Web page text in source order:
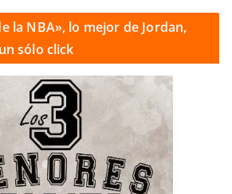
la NBA», lo mejor de Jordan,
sólo click